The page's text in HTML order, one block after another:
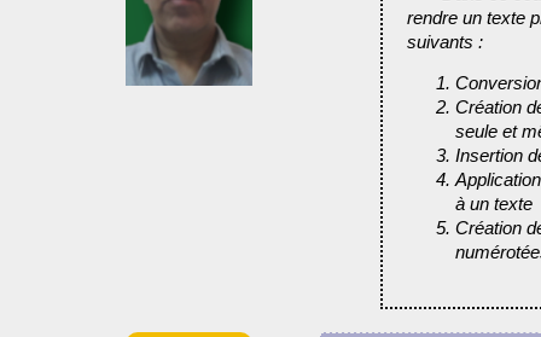
rendre un texte
suivants :
Création
seule et
Insertion
à un texte
Création